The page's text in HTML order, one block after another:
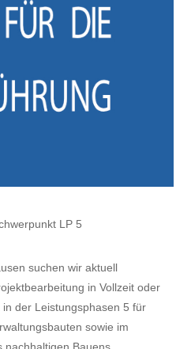
LP 5
suchen wir aktuell
in Vollzeit oder
der Leistungsphasen 5 für
sowie im